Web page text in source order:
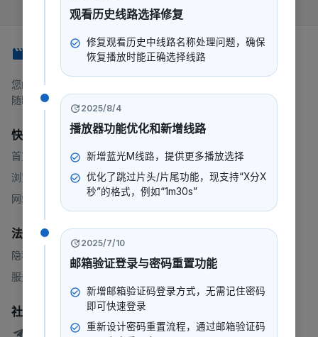
您的一站式流媒体平台，提供电影、电视剧、动漫等内容。
随时随地，想看就看。
快速链接
首页
浏览
网站地图
法律
隐私政策
服务条款
社群
247看测试讨论群
观看历史线路选择修复
修复观看历史中线路名称处理问题，确保
恢复播放时能正确选择线路
2025/8/4
播放器功能优化和新增线路
新增蓝光M线路，提供更多播放选择
优化了跳过片头/片尾功能，现支持“X分X
秒”的格式，例如“1m30s”
2025/7/10
邮箱验证登录与密码重置功能
新增邮箱验证码登录方式，无需记住密码
即可快速登录
重新设计密码重置流程，通过邮箱验证码